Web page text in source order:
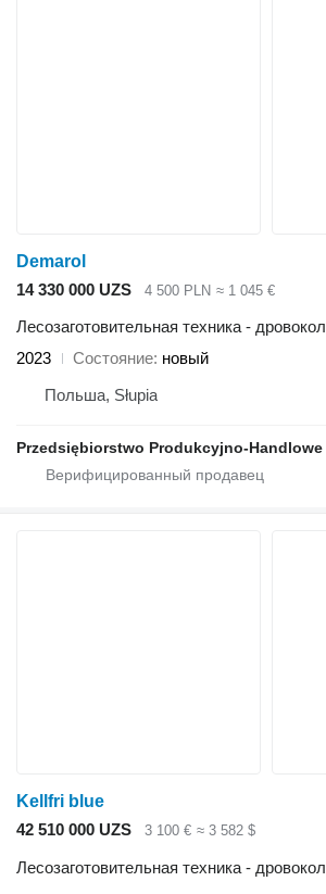
Demarol
14 330 000 UZS
4 500 PLN ≈ 1 045 €
Лесозаготовительная техника - дровокол
2023
Состояние новый
Польша, Słupia
Kellfri blue
42 510 000 UZS
3 100 € ≈ 3 582 $
Лесозаготовительная техника - дровокол